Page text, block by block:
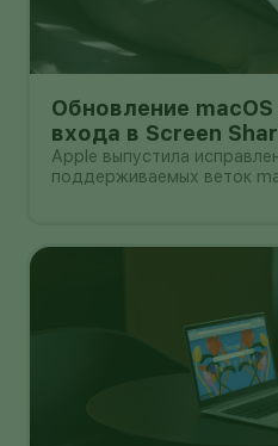
Обновление
входа в Screen
установить
Apple выпустила
поддерживаемых веток